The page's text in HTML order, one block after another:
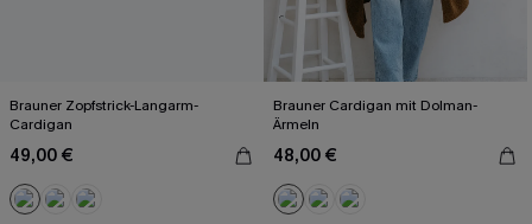
Brauner Zopfstrick-Langarm-
Cardigan
49,00 €
Brauner Cardigan mit Dolman-
Ärmeln
48,00 €